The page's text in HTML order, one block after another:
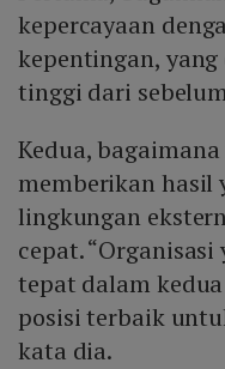
kepercayaan
kepentingan,
tinggi dari
Kedua,
memberikan hasil
lingkungan
cepat.
tepat dalam
posisi terbaik
kata dia.